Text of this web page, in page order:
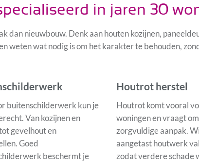
in jaren 30
dan nieuwbouw. Denk aan houten kozijnen,
weten wat nodig is om het karakter te behouden,
buitenschilderwerk kun je
Van kozijnen en
gevelhout en
Goed
beschermt je
Houtrot herstel
Houtrot komt vooral
woningen en vraagt
zorgvuldige aanpak.
aangetast houtwerk
zodat verdere schade